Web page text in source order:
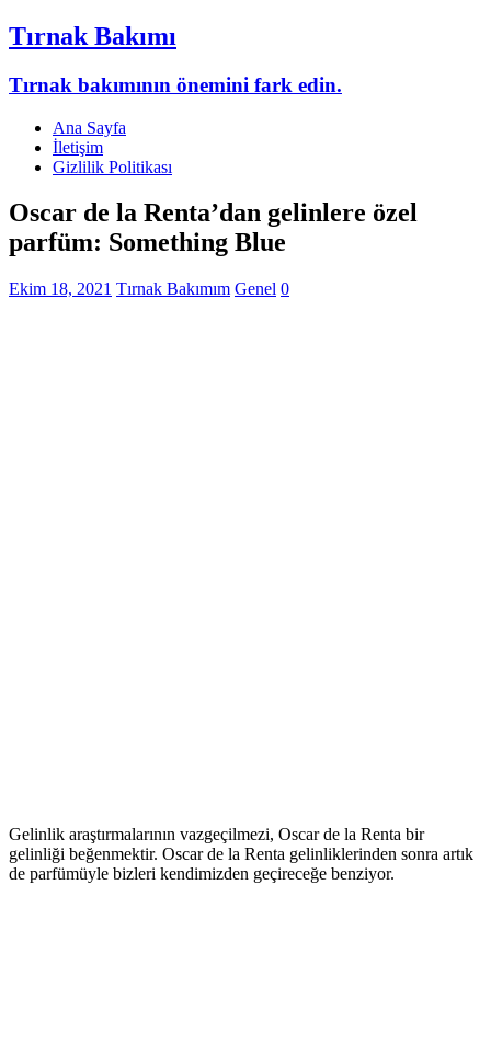
Tırnak Bakımı
Tırnak bakımının önemini fark edin.
Ana Sayfa
İletişim
Gizlilik Politikası
Oscar de la Renta’dan gelinlere özel
parfüm: Something Blue
Ekim 18, 2021 Tırnak Bakımım Genel 0
Gelinlik araştırmalarının vazgeçilmezi, Oscar de la Renta bir
gelinliği beğenmektir. Oscar de la Renta gelinliklerinden sonra artık
de parfümüyle bizleri kendimizden geçireceğe benziyor.